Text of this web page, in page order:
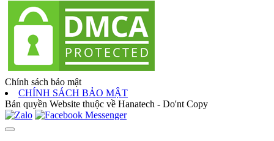
Chính sách bảo mật
CHÍNH SÁCH BẢO MẬT
Bản quyền Website thuộc về Hanatech - Do'nt Copy